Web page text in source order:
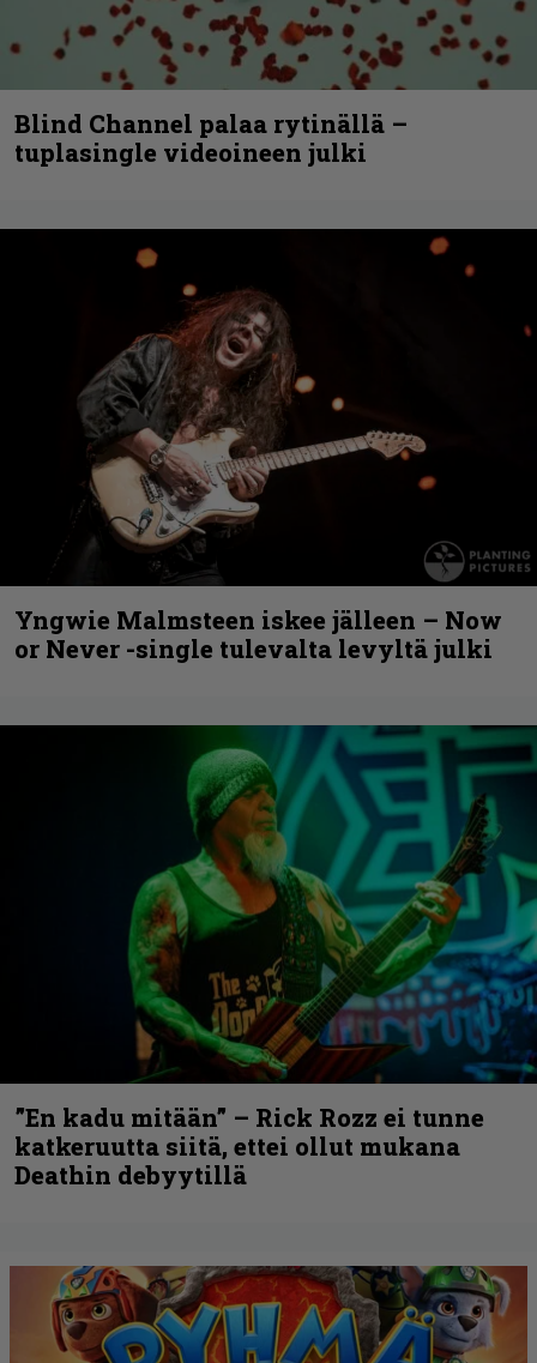
Blind Channel palaa rytinällä –
tuplasingle videoineen julki
Yngwie Malmsteen iskee jälleen – Now
or Never -single tulevalta levyltä julki
”En kadu mitään” – Rick Rozz ei tunne
katkeruutta siitä, ettei ollut mukana
Deathin debyytillä